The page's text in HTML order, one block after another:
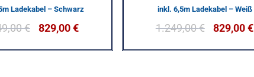
Ladekabel – Schwarz
€ 829,00€
inkl. 6,5m Ladekabel – Weiß
1.249,00€ 829,00€